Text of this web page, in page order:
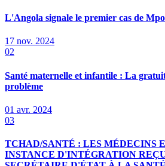
L'Angola signale le premier cas de
17 nov. 2024
02
Santé maternelle et infantile : La
problème
01 avr. 2024
03
TCHAD/SANTÉ : LES MÉDECINS
INSTANCE D'INTÉGRATION